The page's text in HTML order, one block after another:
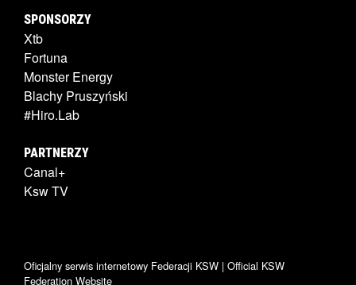
SPONSORZY
Xtb
Fortuna
Monster Energy
Blachy Pruszyński
#Hiro.Lab
PARTNERZY
Canal+
Ksw TV
Oficjalny serwis internetowy Federacji KSW | Official KSW
Federation Website